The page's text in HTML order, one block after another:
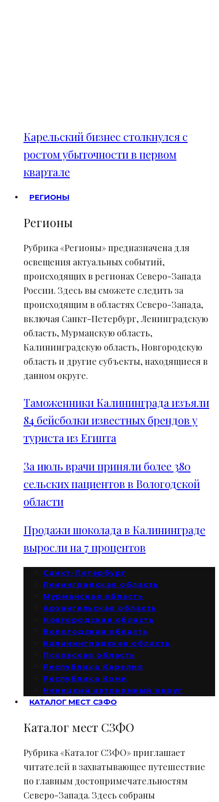
Карельский бизнес столкнулся с
ростом убыточности в первом
квартале
РЕГИОНЫ
Регионы
Рубрика «Регионы» предназначена для
освещения актуальных событий,
происходящих в регионах Северо-Запада
России. Здесь вы сможете следить за
происходящим в областях Северо-Запада,
включая Санкт-Петербург, Ленинградскую
область, Мурманскую область,
Калининградскую область, Новгородскую
область и другие субъекты, находящиеся в
данном округе.
Таможенники Калининграда изъяли
84 бейсболки известных брендов у
туриста из Египта
За июль врачи приняли более 380
сельских пациентов в Вологодской
области
Продажи шоколада в Калининграде
выросли на 7 процентов
Санкт-Петербург
Ленинградская область
Мурманская область
Архангельская область
Новгородская область
Вологодская область
Калининградская область
Псковская область
Республика Карелия
Республика Коми
Ненецкий автономный округ
КАТАЛОГ МЕСТ СЗФО
Каталог мест СЗФО
Рубрика «Каталог СЗФО» приглашает
читателей в захватывающее путешествие
по главным достопримечательностям
Северо-Запада. Здесь собраны